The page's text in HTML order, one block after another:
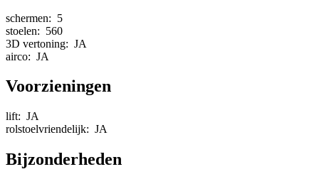
schermen: 5
stoelen: 560
3D vertoning: JA
airco: JA
Voorzieningen
lift: JA
rolstoelvriendelijk: JA
Bijzonderheden